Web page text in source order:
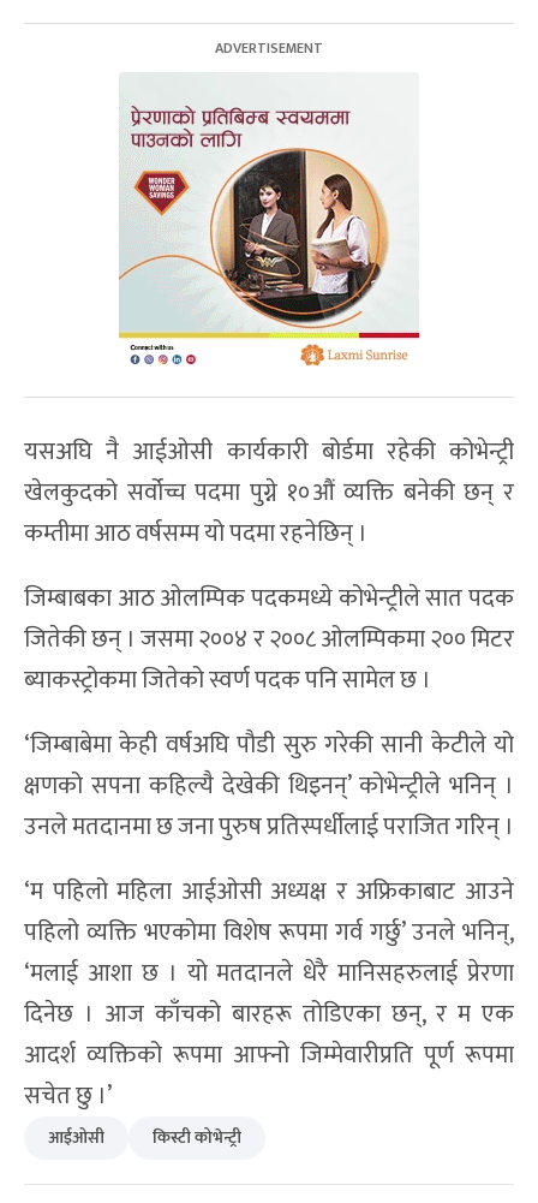
यसअघि नै आईओसी कार्यकारी बोर्डमा रहेकी कोभेन्ट्री
खेलकुदको सर्वोच्च पदमा पुग्ने १०औं व्यक्ति बनेकी छन् र
कम्तीमा आठ वर्षसम्म यो पदमा रहनेछिन् ।
जिम्बाबका आठ ओलम्पिक पदकमध्ये कोभेन्ट्रीले सात पदक
जितेकी छन् । जसमा २००४ र २००८ ओलम्पिकमा २०० मिटर
ब्याकस्ट्रोकमा जितेको स्वर्ण पदक पनि सामेल छ ।
‘जिम्बाबेमा केही वर्षअघि पौडी सुरु गरेकी सानी केटीले यो
क्षणको सपना कहिल्यै देखेकी थिइनन्’ कोभेन्ट्रीले भनिन् ।
उनले मतदानमा छ जना पुरुष प्रतिस्पर्धीलाई पराजित गरिन् ।
‘म पहिलो महिला आईओसी अध्यक्ष र अफ्रिकाबाट आउने
पहिलो व्यक्ति भएकोमा विशेष रूपमा गर्व गर्छु’ उनले भनिन्,
‘मलाई आशा छ । यो मतदानले धेरै मानिसहरुलाई प्रेरणा
दिनेछ । आज काँचको बारहरू तोडिएका छन्, र म एक
आदर्श व्यक्तिको रूपमा आफ्नो जिम्मेवारीप्रति पूर्ण रूपमा
सचेत छु ।’
आईओसी किस्टी कोभेन्ट्री